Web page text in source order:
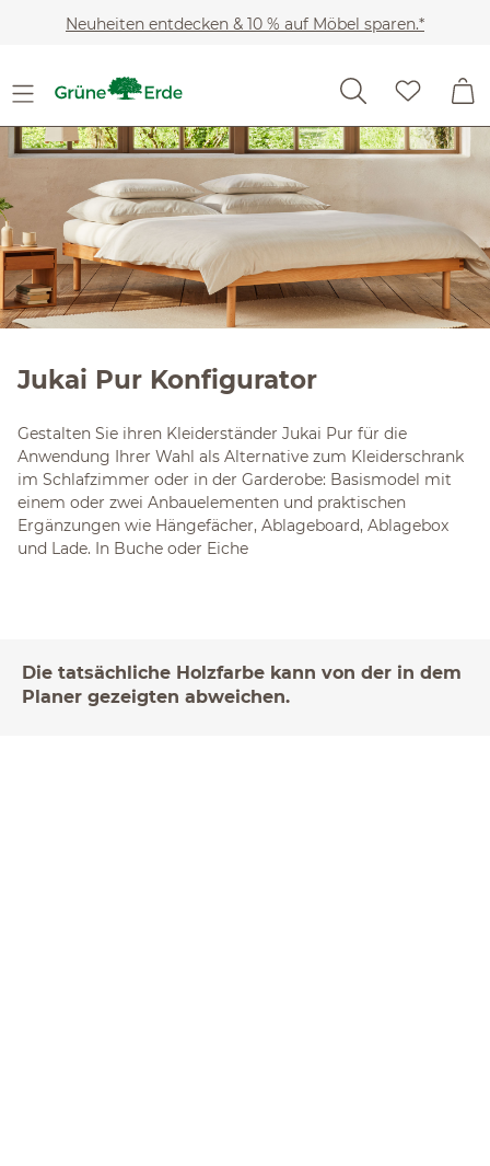
Zum Hauptinhalt springen
Neuheiten entdecken & 10 % auf Möbel sparen.*
Jukai Pur Konfigurator
Gestalten Sie ihren Kleiderständer Jukai Pur für die
Anwendung Ihrer Wahl als Alternative zum Kleiderschrank
im Schlafzimmer oder in der Garderobe: Basismodel mit
einem oder zwei Anbauelementen und praktischen
Ergänzungen wie Hängefächer, Ablageboard, Ablagebox
und Lade. In Buche oder Eiche
Die tatsächliche Holzfarbe kann von der in dem
Planer gezeigten abweichen.